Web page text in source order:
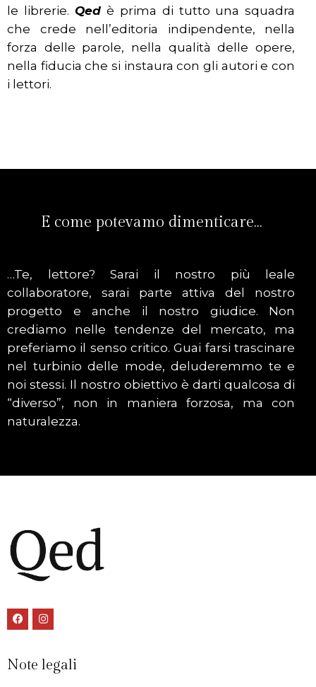
le librerie. Qedè prima di tutto una squadra
che crede nell’editoria indipendente, nella
forza delle parole, nella qualità delle opere,
nella fiducia che si instaura con gli autori e con
i lettori.
E come potevamo dimenticare…
…Te, lettore? Sarai il nostro più leale
collaboratore, sarai parte attiva del nostro
progetto e anche il nostro giudice. Non
crediamo nelle tendenze del mercato, ma
preferiamo il senso critico. Guai farsi trascinare
nel turbinio delle mode, deluderemmo te e
noi stessi. Il nostro obiettivo è darti qualcosa di
“diverso”, non in maniera forzosa, ma con
naturalezza.
Note legali